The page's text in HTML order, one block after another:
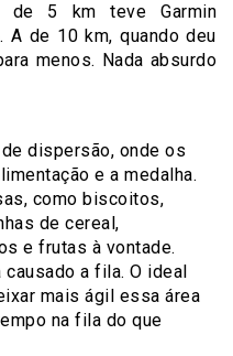
de 5 km teve Garmin
A de 10 km, quando deu
menos. Nada absurdo
dispersão, onde os
e a medalha.
como biscoitos,
de cereal,
e frutas à vontade.
a fila. O ideal
mais ágil essa área
na fila do que